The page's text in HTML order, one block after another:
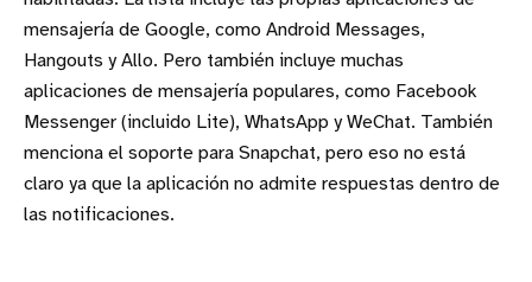
mensajería de Google, como Android Messages,
Hangouts y Allo. Pero también incluye muchas
aplicaciones de mensajería populares, como Facebook
Messenger (incluido Lite), WhatsApp y WeChat. También
menciona el soporte para Snapchat, pero eso no está
claro ya que la aplicación no admite respuestas dentro de
las notificaciones.